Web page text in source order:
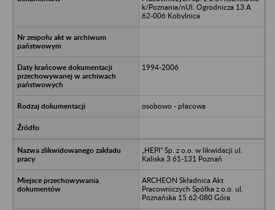
k/Poznania/nUl. Ogrodnicza 13 A
62-006 Kobylnica
1994-2006
osobowo - płacowa
„HEPI” Sp. z o.o. w likwidacji ul.
Kaliska 3 61-131 Poznań
ARCHEON Składnica Akt
Pracowniczych Spółka z o.o. ul.
Poznańska 15 62-080 Góra